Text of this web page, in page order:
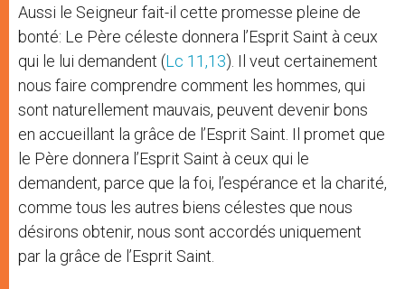
Aussi le Seigneur fait-il cette promesse pleine de
bonté: Le Père céleste donnera l’Esprit Saint à ceux
qui le lui demandent (Lc 11,13). Il veut certainement
nous faire comprendre comment les hommes, qui
sont naturellement mauvais, peuvent devenir bons
en accueillant la grâce de l’Esprit Saint. Il promet que
le Père donnera l’Esprit Saint à ceux qui le
demandent, parce que la foi, l’espérance et la charité,
comme tous les autres biens célestes que nous
désirons obtenir, nous sont accordés uniquement
par la grâce de l’Esprit Saint.